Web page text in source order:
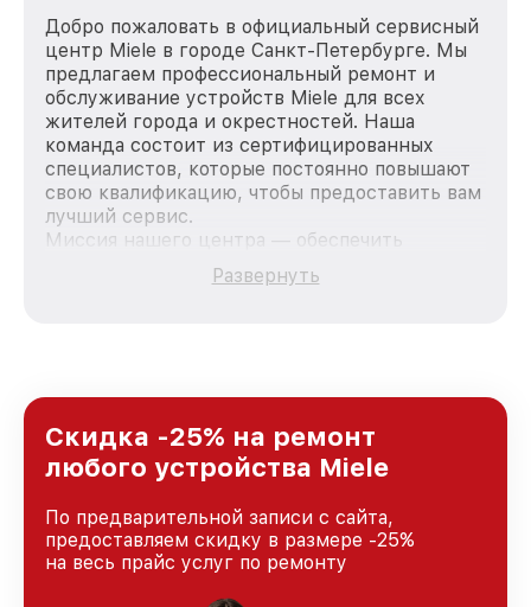
Добро пожаловать в официальный сервисный
центр Miele в городе Санкт-Петербурге. Мы
предлагаем профессиональный ремонт и
обслуживание устройств Miele для всех
жителей города и окрестностей. Наша
команда состоит из сертифицированных
специалистов, которые постоянно повышают
свою квалификацию, чтобы предоставить вам
лучший сервис.
Миссия нашего центра — обеспечить
качественный и доступный ремонт для
каждого пользователя продукции Miele, вне
Санкт-Петербурге, постоянно повышая
уровень доверия и лояльности наших
клиентов.
Развернуть
Скидка -25% на ремонт
любого устройства Miele
По предварительной записи с сайта,
предоставляем скидку в размере -25%
на весь прайс услуг по ремонту